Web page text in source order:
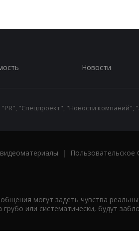
Новости
"Спецпроект", "Новости компаний",
| Пользовательское
могут задеть чувства
или систематически, будут